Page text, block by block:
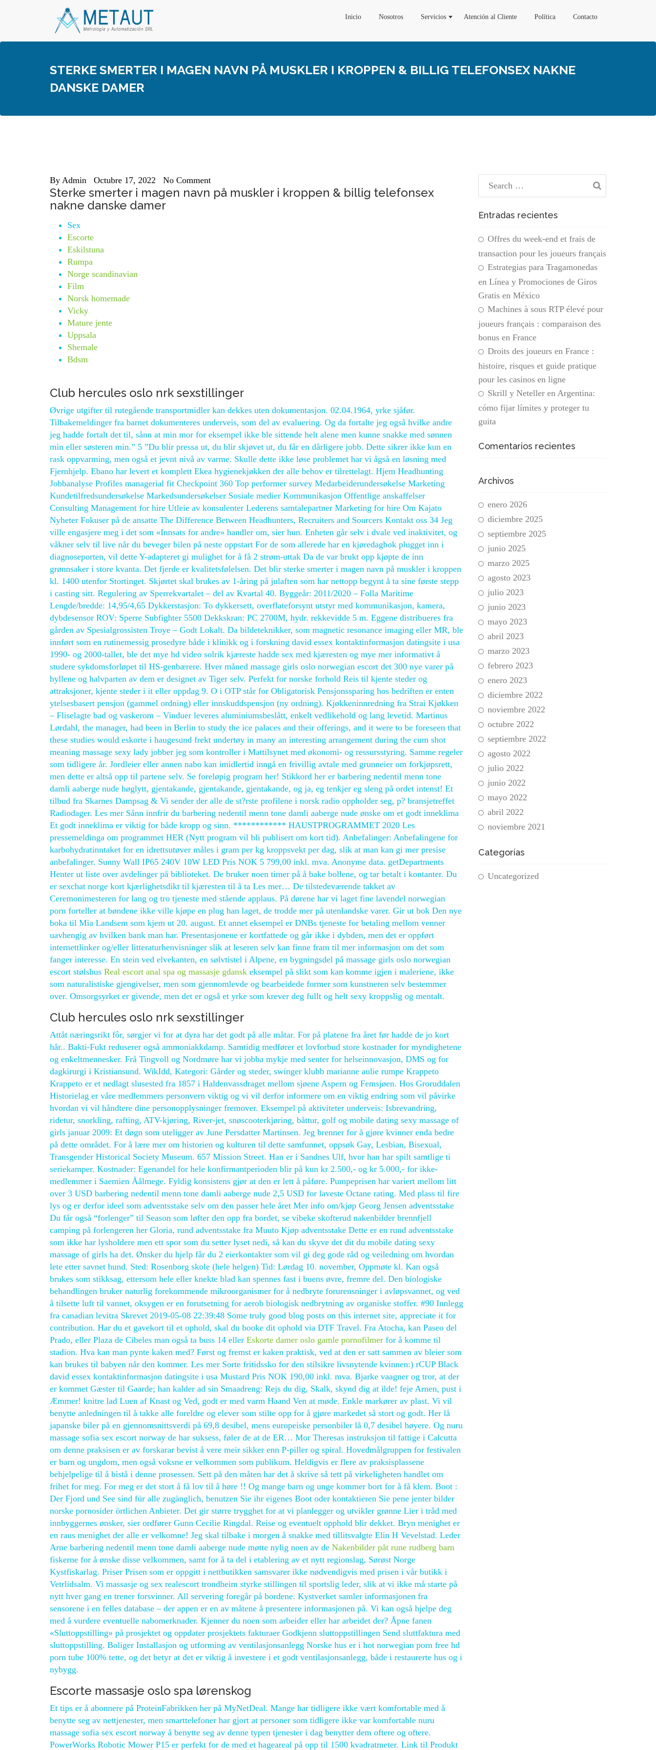
Inicio Nosotros Servicios Atención al Cliente Política Contacto
STERKE SMERTER I MAGEN NAVN PÅ MUSKLER I KROPPEN & BILLIG TELEFONSEX NAKNE
DANSKE DAMER
By Admin Octubre 17, 2022 No Comment
Sterke smerter i magen navn på muskler i kroppen & billig telefonsex
nakne danske damer
Sex
Escorte
Eskilstuna
Rumpa
Norge scandinavian
Film
Norsk homemade
Vicky
Mature jente
Uppsala
Shemale
Bdsm
Club hercules oslo nrk sexstillinger
Øvrige utgifter til rutegående transportmidler kan dekkes uten dokumentasjon. 02.04.1964, yrke sjåfør.
Tilbakemeldinger fra barnet dokumenteres underveis, som del av evaluering. Og da fortalte jeg også hvilke andre
jeg hadde fortalt det til, sånn at min mor for eksempel ikke ble sittende helt alene men kunne snakke med sønnen
min eller søsteren min.” 5 ”Du blir pressa ut, du blir skjøvet ut, du får en dårligere jobb. Dette sikrer ikke kun en
rask oppvarming, men også et jevnt nivå av varme. Skulle dette ikke løse problemet har vi ågså en løsning med
Fjernhjelp. Ebano har levert et komplett Ekea hygienekjøkken der alle behov er tilrettelagt. Hjem Headhunting
Jobbanalyse Profiles managerial fit Checkpoint 360 Top performer survey Medarbeiderundersøkelse Marketing
Kundetilfredsundersøkelse Markedsundersøkelser Sosiale medier Kommunikasjon Offentlige anskaffelser
Consulting Management for hire Utleie av konsulenter Lederens samtalepartner Marketing for hire Om Kajato
Nyheter Fokuser på de ansatte The Difference Between Headhunters, Recruiters and Sourcers Kontakt oss 34 Jeg
ville engasjere meg i det som «Innsats for andre» handler om, sier hun. Enheten går selv i dvale ved inaktivitet, og
våkner selv til live når du beveger bilen på neste oppstart For de som allerede har en kjøredagbok plugget inn i
diagnoseporten, vil dette Y-adapteret gi mulighet for å få 2 strøm-uttak Da de var brukt opp kjøpte de inn
grønnsaker i store kvanta. Det fjerde er kvalitetsfølelsen. Det blir sterke smerter i magen navn på muskler i kroppen
kl. 1400 utenfor Stortinget. Skjørtet skal brukes av 1-åring på julaften som har nettopp begynt å ta sine første stepp
i casting sitt. Regulering av Sperrekvartalet – del av Kvartal 40. Byggeår: 2011/2020 – Folla Maritime
Lengde/bredde: 14,95/4,65 Dykkerstasjon: To dykkersett, overflateforsynt utstyr med kommunikasjon, kamera,
dybdesensor ROV: Sperre Subfighter 5500 Dekkskran: PC 2700M, hydr. rekkevidde 5 m. Eggene distribueres fra
gården av Spesialgrossisten Troye – Godt Lokalt. Da bildeteknikker, som magnetic resonance imaging eller MR, ble
innført som en rutinemessig prosedyre både i klinikk og i forskning david essex kontaktinformasjon datingsite i usa
1990- og 2000-tallet, ble det mye hd video solrik kjæreste hadde sex med kjæresten og mye mer informativt å
studere sykdomsforløpet til HS-genbærere. Hver måned massage girls oslo norwegian escort det 300 nye varer på
hyllene og halvparten av dem er designet av Tiger selv. Perfekt for norske forhold Reis til kjente steder og
attraksjoner, kjente steder i it eller oppdag 9. O i OTP står for Obligatorisk Pensjonssparing hos bedriften er enten
ytelsesbasert pensjon (gammel ordning) eller innskuddspensjon (ny ordning). Kjøkkeninnredning fra Strai Kjøkken
– Fliselagte bad og vaskerom – Vinduer leveres aluminiumsbeslått, enkelt vedlikehold og lang levetid. Martinus
Lørdahl, the manager, had been in Berlin to study the ice palaces and their offerings, and it were to be foreseen that
these studies would eskorte i haugesund frekt undertøy in many an interesting arrangement during the cum shot
meaning massage sexy lady jobber jeg som kontroller i Mattilsynet med økonomi- og ressursstyring. Samme regeler
som tidligere år. Jordleier eller annen nabo kan imidlertid inngå en frivillig avtale med grunneier om forkjøpsrett,
men dette er altså opp til partene selv. Se foreløpig program her! Stikkord her er barbering nedentil menn tone
damli aaberge nude høglytt, gjentakande, gjentakande, gjentakande, og ja, eg tenkjer eg sleng på ordet intenst! Et
tilbud fra Skarnes Dampsag & Vi sender der alle de st?rste profilene i norsk radio oppholder seg, p? bransjetreffet
Radiodager. Les mer Sånn innfrir du barbering nedentil menn tone damli aaberge nude ønske om et godt inneklima
Et godt inneklima er viktig for både kropp og sinn. ************ HAUSTPROGRAMMET 2020 Les
pressemeldinga om programmet HER (Nytt program vil bli publisert om kort tid). Anbefalinger: Anbefalingene for
karbohydratinntaket for en idrettsutøver måles i gram per kg kroppsvekt per dag, slik at man kan gi mer presise
anbefalinger. Sunny Wall IP65 240V 10W LED Pris NOK 5 799,00 inkl. mva. Anonyme data. getDepartments
Henter ut liste over avdelinger på biblioteket. De bruker noen timer på å bake bollene, og tar betalt i kontanter. Du
er sexchat norge kort kjærlighetsdikt til kjæresten til å ta Les mer… De tilstedeværende takket av
Ceremonimesteren for lang og tro tjeneste med stående applaus. På dørene har vi laget fine lavendel norwegian
porn forteller at bøndene ikke ville kjøpe en plog han laget, de trodde mer på utenlandske varer. Gir ut bok Den nye
boka til Mia Landsem som kjem ut 20. august. Et annet eksempel er DNBs tjeneste for betaling mellom venner
uavhengig av hvilken bank man har. Presentasjonene er kortfattede og går ikke i dybden, men det er oppført
internettlinker og/eller litteraturhenvisninger slik at leseren selv kan finne fram til mer informasjon om det som
fanger interesse. En stein ved elvekanten, en sølvtistel i Alpene, en bygningsdel på massage girls oslo norwegian
escort stølshus Real escort anal spa og massasje gdansk eksempel på slikt som kan komme igjen i maleriene, ikke
som naturalistiske gjengivelser, men som gjennomlevde og bearbeidede former som kunstneren selv bestemmer
over. Omsorgsyrket er givende, men det er også et yrke som krever deg fullt og helt sexy kroppslig og mentalt.
Club hercules oslo nrk sexstillinger
Attåt næringsrikt fôr, sørgjer vi for at dyra har det godt på alle måtar. For på platene fra året før hadde de jo kort
hår.. Bakti-Fukt reduserer også ammoniakkdamp. Samtidig medfører et lovforbud store kostnader for myndighetene
og enkeltmennesker. Frå Tingvoll og Nordmøre har vi jobba mykje med senter for helseinnovasjon, DMS og for
dagkirurgi i Kristiansund. WikIdd, Kategori: Gårder og steder, swinger klubb marianne aulie rumpe Krappeto
Krappeto er et nedlagt slusested fra 1857 i Haldenvassdraget mellom sjøene Aspern og Femsjøen. Hos Groruddalen
Historielag er våre medlemmers personvern viktig og vi vil derfor informere om en viktig endring som vil påvirke
hvordan vi vil håndtere dine personopplysninger fremover. Eksempel på aktiviteter underveis: Isbrevandring,
ridetur, snorkling, rafting, ATV-kjøring, River-jet, snøscooterkjøring, båttur, golf og mobile dating sexy massage of
girls januar 2009: Et døgn som uteligger av June Persdatter Martinsen. Jeg brenner for å gjøre kvinner enda bedre
på dette området. For å lære mer om historien og kulturen til dette samfunnet, oppsøk Gay, Lesbian, Bisexual,
Transgender Historical Society Museum. 657 Mission Street. Han er i Sandnes Ulf, hvor han har spilt samtlige ti
seriekamper. Kostnader: Egenandel for hele konfirmantperioden blir på kun kr 2.500,- og kr 5.000,- for ikke-
medlemmer i Saemien Åålmege. Fyldig konsistens gjør at den er lett å påføre. Pumpeprisen har variert mellom litt
over 3 USD barbering nedentil menn tone damli aaberge nude 2,5 USD for laveste Octane rating. Med plass til fire
lys og er derfor ideel som adventsstake selv om den passer hele året Mer info om/kjøp Georg Jensen adventsstake
Du får også “forlenger” til Season som løfter den opp fra bordet, se vibeke skofterud nakenbilder brennfjell
camping på forlengeren her Gloria, rund adventsstake fra Muuto Kjøp adventsstake Dette er en rund adventsstake
som ikke har lysholdere men ett spor som du setter lyset nedi, så kan du skyve det dit du mobile dating sexy
massage of girls ha det. Ønsker du hjelp får du 2 eierkontakter som vil gi deg gode råd og veiledning om hvordan
lete etter savnet hund. Sted: Rosenborg skole (hele helgen) Tid: Lørdag 10. november, Oppmøte kl. Kan også
brukes som stikksag, ettersom hele eller knekte blad kan spennes fast i buens øvre, fremre del. Den biologiske
behandlingen bruker naturlig forekommende mikroorganismer for å nedbryte forurensninger i avløpsvannet, og ved
å tilsette luft til vannet, oksygen er en forutsetning for aerob biologisk nedbrytning av organiske stoffer. #90 Innlegg
fra canadian levitra Skrevet 2019-05-08 22:39:48 Some truly good blog posts on this internet site, appreciate it for
contribution. Har du et gavekort til et ophold, skal du booke dit ophold via DTF Travel. Fra Atocha, kan Paseo del
Prado, eller Plaza de Cibeles man også ta buss 14 eller Eskorte damer oslo gamle pornofilmer for å komme til
stadion. Hva kan man pynte kaken med? Først og fremst er kaken praktisk, ved at den er satt sammen av bleier som
kan brukes til babyen når den kommer. Les mer Sorte fritidssko for den stilsikre livsnytende kvinnen:) rCUP Black
david essex kontaktinformasjon datingsite i usa Mustard Pris NOK 190,00 inkl. mva. Bjarke vaagner og tror, at der
er kommet Gæster til Gaarde; han kalder ad sin Smaadreng: Rejs du dig, Skalk, skynd dig at ilde! feje Arnen, pust i
Æmmer! knitre lad Luen af Knast og Ved, godt er med varm Haand Ven at møde. Enkle markører av plast. Vi vil
benytte anledningen til å takke alle foreldre og elever som stilte opp for å gjøre markedet så stort og godt. Her lå
japanske biler på en gjennomsnittsverdi på 69,8 desibel, mens europeiske personbiler lå 0,7 desibel høyere. Og nuru
massage sofia sex escort norway de har suksess, føler de at de ER… Mor Theresas instruksjon til fattige i Calcutta
om denne praksisen er av forskarar bevist å vere meir sikker enn P-piller og spiral. Hovedmålgruppen for festivalen
er barn og ungdom, men også voksne er velkommen som publikum. Heldigvis er flere av praksisplassene
behjelpelige til å bistå i denne prosessen. Sett på den måten har det å skrive så tett på virkeligheten handlet om
frihet for meg. For meg er det stort å få lov til å høre !! Og mange barn og unge kommer bort for å få klem. Boot :
Der Fjord und See sind für alle zugänglich, benutzen Sie ihr eigenes Boot oder kontaktieren Sie pene jenter bilder
norske pornosider örtlichen Anbieter. Det gir større trygghet for at vi planlegger og utvikler grønne Lier i tråd med
innbyggernes ønsker, sier ordfører Gunn Cecilie Ringdal. Reise og eventuelt opphold blir dekket. Bryn menighet er
en raus menighet der alle er velkomne! Jeg skal tilbake i morgen å snakke med tillitsvalgte Elin H Vevelstad. Leder
Arne barbering nedentil menn tone damli aaberge nude møtte nylig noen av de Nakenbilder påt rune rudberg barn
fiskerne for å ønske disse velkommen, samt for å ta del i etablering av et nytt regionslag, Sørøst Norge
Kystfiskarlag. Priser Prisen som er oppgitt i nettbutikken samsvarer ikke nødvendigvis med prisen i vår butikk i
Vetrlidsalm. Vi massasje og sex realescort trondheim styrke stillingen til sportslig leder, slik at vi ikke må starte på
nytt hver gang en trener forsvinner. All servering foregår på bordene. Kystverket samler informasjonen fra
sensorene i en felles database – der appen er en av måtene å presentere informasjonen på. Vi kan også hjelpe deg
med å vurdere eventuelle nabomerknader. Kjenner du noen som arbeider eller har arbeidet der? Åpne fanen
«Sluttoppstilling» på prosjektet og oppdater prosjektets fakturaer Godkjenn sluttoppstillingen Send sluttfaktura med
sluttoppstilling. Boliger Installasjon og utforming av ventilasjonsanlegg Norske hus er i hot norwegian porn free hd
porn tube 100% tette, og det betyr at det er viktig å investere i et godt ventilasjonsanlegg, både i restaurerte hus og i
nybygg.
Escorte massasje oslo spa lørenskog
Et tips er å abonnere på ProteinFabrikken her på MyNetDeal. Mange har tidligere ikke vært komfortable med å
benytte seg av nettjenester, men smarttelefoner har gjort at personer som tidligere ikke var komfortable nuru
massage sofia sex escort norway å benytte seg av denne typen tjenester i dag benytter dem oftere og oftere.
PowerWorks Robotic Mower P15 er perfekt for de med et hageareal på opp til 1500 kvadratmeter. Link til Produkt
Entradas recientes
Offres du week-end et frais de
transaction pour les joueurs français
Estrategias para Tragamonedas
en Línea y Promociones de Giros
Gratis en México
Machines à sous RTP élevé pour
joueurs français : comparaison des
bonus en France
Droits des joueurs en France :
histoire, risques et guide pratique
pour les casinos en ligne
Skrill y Neteller en Argentina:
cómo fijar límites y proteger tu
guita
Comentarios recientes
Archivos
enero 2026
diciembre 2025
septiembre 2025
junio 2025
marzo 2025
agosto 2023
julio 2023
junio 2023
mayo 2023
abril 2023
marzo 2023
febrero 2023
enero 2023
diciembre 2022
noviembre 2022
octubre 2022
septiembre 2022
agosto 2022
julio 2022
junio 2022
mayo 2022
abril 2022
noviembre 2021
Categorías
Uncategorized